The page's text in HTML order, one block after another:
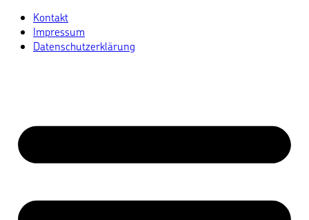
Kontakt
Impressum
Datenschutzerklärung